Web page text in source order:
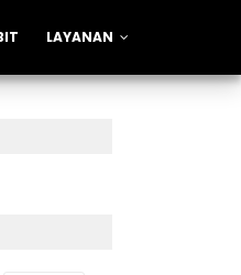
LAYANAN